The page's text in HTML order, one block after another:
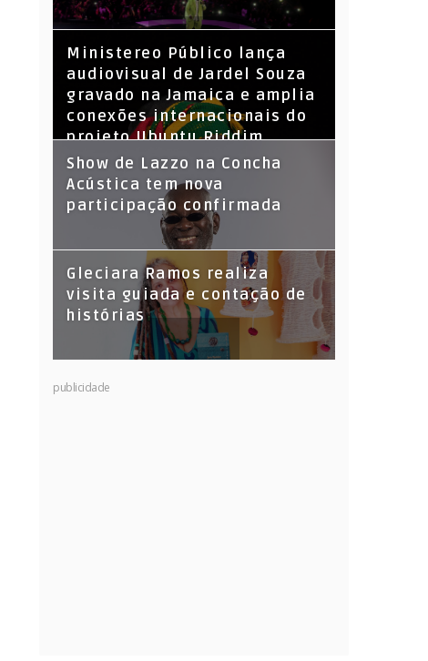
​Ministereo Público lança
audiovisual de Jardel Souza
gravado na Jamaica e amplia
conexões internacionais do
projeto Ubuntu Riddim
Show de Lazzo na Concha
Acústica tem nova
participação confirmada
Gleciara Ramos realiza
visita guiada e contação de
histórias
publicidade